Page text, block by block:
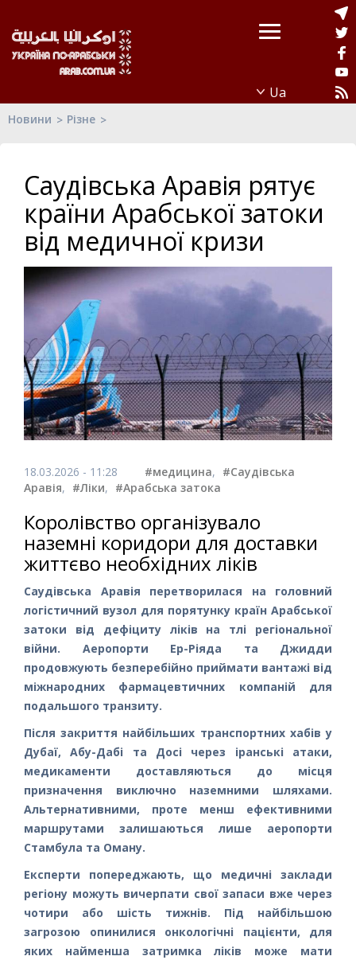
Новини Різне
Саудівська Аравія рятує
країни Арабської затоки
від медичної кризи
18.03.2026 - 11:28 #медицина, #Саудівська
Аравія, #Ліки, #Арабська затока
Королівство організувало
наземні коридори для доставки
життєво необхідних ліків
Саудівська Аравія перетворилася на головний
логістичний вузол для порятунку країн Арабської
затоки від дефіциту ліків на тлі регіональної
війни. Аеропорти Ер-Ріяда та Джидди
продовжують безперебійно приймати вантажі від
міжнародних фармацевтичних компаній для
подальшого транзиту.
Після закриття найбільших транспортних хабів у
Дубаї, Абу-Дабі та Досі через іранські атаки,
медикаменти доставляються до місця
призначення виключно наземними шляхами.
Альтернативними, проте менш ефективними
маршрутами залишаються лише аеропорти
Стамбула та Оману.
Експерти попереджають, що медичні заклади
регіону можуть вичерпати свої запаси вже через
чотири або шість тижнів. Під найбільшою
загрозою опинилися онкологічні пацієнти, для
яких найменша затримка ліків може мати